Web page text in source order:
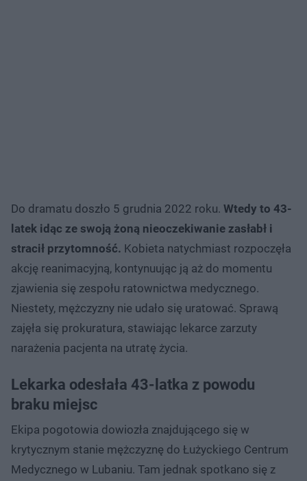
Do dramatu doszło 5 grudnia 2022 roku. Wtedy to 43-
latek idąc ze swoją żoną nieoczekiwanie zasłabł i
stracił przytomność. Kobieta natychmiast rozpoczęła
akcję reanimacyjną, kontynuując ją aż do momentu
zjawienia się zespołu ratownictwa medycznego.
Niestety, mężczyzny nie udało się uratować. Sprawą
zajęła się prokuratura, stawiając lekarce zarzuty
narażenia pacjenta na utratę życia.
Lekarka odesłała 43-latka z powodu
braku miejsc
Ekipa pogotowia dowiozła znajdującego się w
krytycznym stanie mężczyznę do Łużyckiego Centrum
Medycznego w Lubaniu. Tam jednak spotkano się z